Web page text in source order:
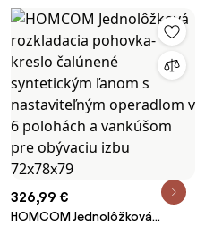
326,99 €
HOMCOM Jednolôžková